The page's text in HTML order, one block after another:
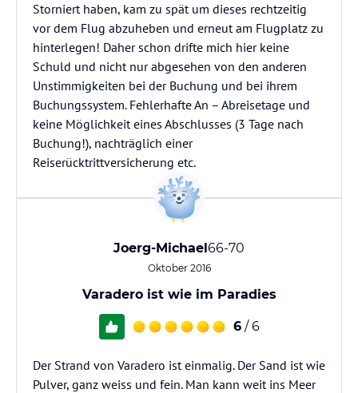
Storniert haben, kam zu spät um dieses rechtzeitig
vor dem Flug abzuheben und erneut am Flugplatz zu
hinterlegen! Daher schon drifte mich hier keine
Schuld und nicht nur abgesehen von den anderen
Unstimmigkeiten bei der Buchung und bei ihrem
Buchungssystem. Fehlerhafte An – Abreisetage und
keine Möglichkeit eines Abschlusses (3 Tage nach
Buchung!), nachträglich einer
Reiserücktrittversicherung etc.
Joerg-Michael66-70
Oktober 2016
Varadero ist wie im Paradies
6 / 6
Der Strand von Varadero ist einmalig. Der Sand ist wie
Pulver, ganz weiss und fein. Man kann weit ins Meer